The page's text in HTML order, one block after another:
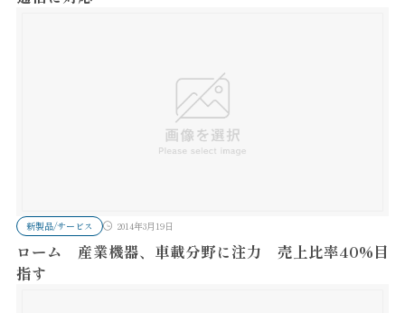
新製品/サービス 2014年3月19日
ローム 産業機器、車載分野に注力 売上比率40%目
指す